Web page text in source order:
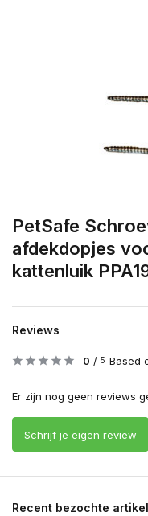
PetSafe
afdekdopjes
kattenluik
Reviews
0 / 5 Based
Er zijn nog geen reviews
Schrijf je eigen review
Recent bezochte